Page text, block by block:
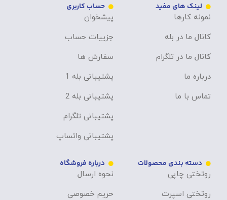
لینک های مفید
نمونه کارها
کانال ما در بله
کانال ما در تلگرام
درباره ما
تماس با ما
حساب کاربری
پیشخوان
جزییات حساب
سفارش ها
پشتیبانی بله 1
پشتیبانی بله 2
پشتیبانی تلگرام
پشتیبانی واتساپ
دسته بندی محصولات
روتختی چاپی
روتختی اسپرت
درباره فروشگاه
نحوه ارسال
حریم خصوصی